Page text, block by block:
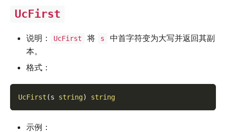
UcFirst
说明： UcFirst 将 s
中首字符变为大写并返回其副
本。
格式：
UcFirst (s string) string
示例：